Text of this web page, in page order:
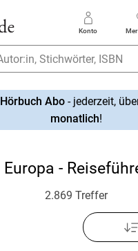
Konto
Hörbuch Abo- jederzeit,
monatlich!
Europa -
2.869 Treffer